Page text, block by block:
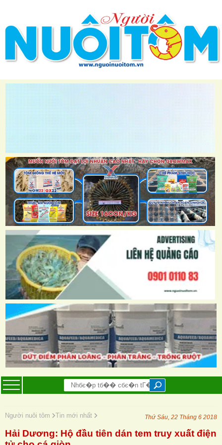
Người nuôi tôm Tin mới nhất Thứ Sáu, 22 Tháng 6 2018
Hải Dương: Hộ đầu tiên dán tem truy xuất điện